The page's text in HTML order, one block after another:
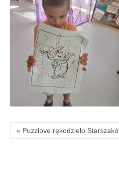
« Puzzlove rękodzieło